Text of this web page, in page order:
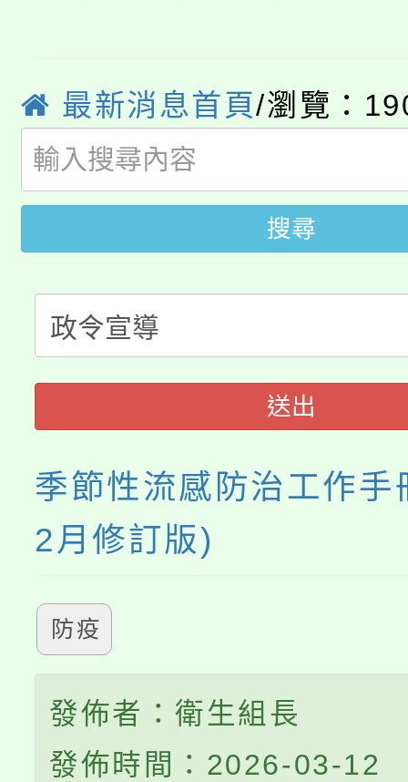
局官網。
8月14至27日，桃園電
開!
115年桃園市運動會8/
田徑場及游泳池舉行。
桃園市低收入戶享有免
視費優惠，中低收入戶
半價優惠，詳情可洽有
者。
大園自造教育及科技
份教師增能研習
份教師研習
淨零綠生活教案入校路
會
115年食農教育專業人
程
最新消息首頁/瀏覽：
搜尋
送出
季節性流感防治工作
2月修訂版)
防疫
發佈者：衛生組長
發佈時間：2026-03-12